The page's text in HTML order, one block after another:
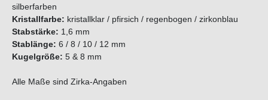
silberfarben
Kristallfarbe: kristallklar / pfirsich / regenbogen / zirkonblau
Stabstärke: 1,6 mm
Stablänge: 6 / 8 / 10 / 12 mm
Kugelgröße: 5 & 8 mm
Alle Maße sind Zirka-Angaben